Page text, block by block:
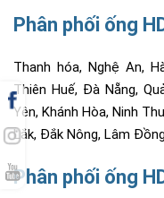
Phân phối ống
Thanh hóa, Nghệ An,
Thiên Huế, Đà Nẵng,
Yên, Khánh Hòa, Ninh
Lắk, Đắk Nông, Lâm
Phân phối ống